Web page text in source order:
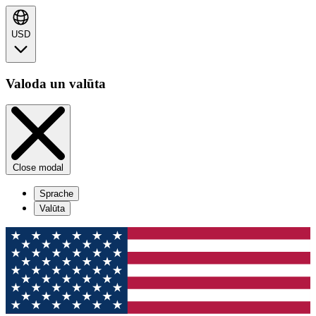
USD
Valoda un valūta
Close modal
Sprache
Valūta